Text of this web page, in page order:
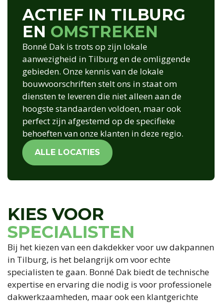
ACTIEF IN TILBURG
EN OMSTREKEN
Bonné Dak is trots op zijn lokale
aanwezigheid in Tilburg en de omliggende
gebieden. Onze kennis van de lokale
bouwvoorschriften stelt ons in staat om
diensten te leveren die niet alleen aan de
hoogste standaarden voldoen, maar ook
perfect zijn afgestemd op de specifieke
behoeften van onze klanten in deze regio.
ALLE LOCATIES
KIES VOOR
SPECIALISTEN
Bij het kiezen van een dakdekker voor uw dakpannen
in Tilburg, is het belangrijk om voor echte
specialisten te gaan. Bonné Dak biedt de technische
expertise en ervaring die nodig is voor professionele
dakwerkzaamheden, maar ook een klantgerichte